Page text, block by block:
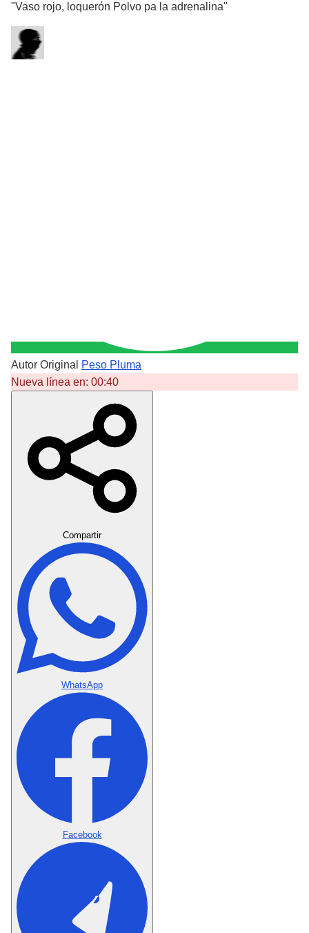
"Vaso rojo, loquerón Polvo pa la adrenalina"
Autor Original
Peso Pluma
Nueva línea en: 00:40
Compartir
WhatsApp
Facebook